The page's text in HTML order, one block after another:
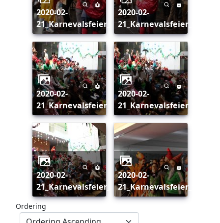
2020-02-
21_Karnevalsfeier_159
2020-02-
21_Karnevalsfeier_160
2020-02-
21_Karnevalsfeier_161
2020-02-
21_Karnevalsfeier_162
2020-02-
21_Karnevalsfeier_163
2020-02-
21_Karnevalsfeier_165
Ordering